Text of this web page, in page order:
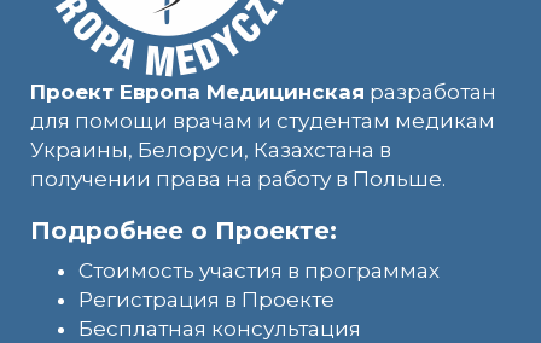
Проект Европа Медицинская разработан
для помощи врачам и студентам медикам
Украины, Белоруси, Казахстана в
получении права на работу в Польше.
Подробнее о Проекте:
Стоимость участия в программах
Регистрация в Проекте
Бесплатная консультация